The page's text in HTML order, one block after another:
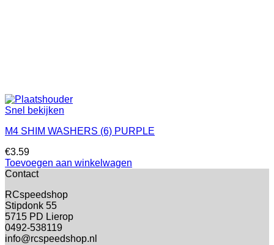
Snel bekijken
M4 SHIM WASHERS (6) PURPLE
€3.59
Toevoegen aan winkelwagen
Contact
RCspeedshop
Stipdonk 55
5715 PD Lierop
0492-538119
info@rcspeedshop.nl